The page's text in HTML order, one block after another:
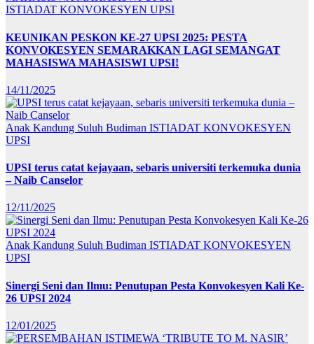
ISTIADAT KONVOKESYEN UPSI
KEUNIKAN PESKON KE-27 UPSI 2025: PESTA
KONVOKESYEN SEMARAKKAN LAGI SEMANGAT
MAHASISWA MAHASISWI UPSI!
14/11/2025
Anak Kandung Suluh Budiman ISTIADAT KONVOKESYEN
UPSI
UPSI terus catat kejayaan, sebaris universiti terkemuka dunia
– Naib Canselor
12/11/2025
Anak Kandung Suluh Budiman ISTIADAT KONVOKESYEN
UPSI
Sinergi Seni dan Ilmu: Penutupan Pesta Konvokesyen Kali Ke-
26 UPSI 2024
12/01/2025